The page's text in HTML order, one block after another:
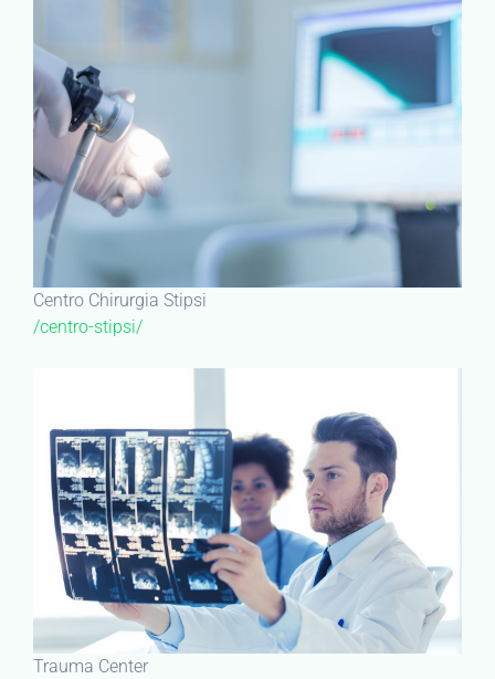
Centro Chirurgia Stipsi
/centro-stipsi/
Trauma Center